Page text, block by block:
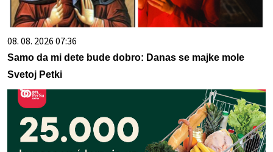
08. 08. 2026 07:36
Samo da mi dete bude dobro: Danas se majke mole
Svetoj Petki